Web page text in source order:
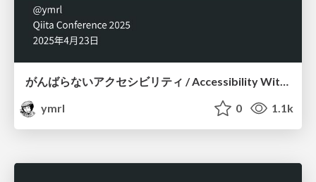
がんばらないアクセシビリティ / Accessibility Without the Struggle
ymrl
0 1.1k